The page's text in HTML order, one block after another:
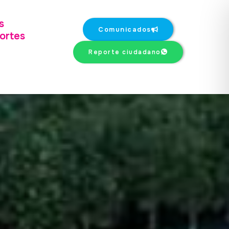
Comunicados
Reporte ciudadano